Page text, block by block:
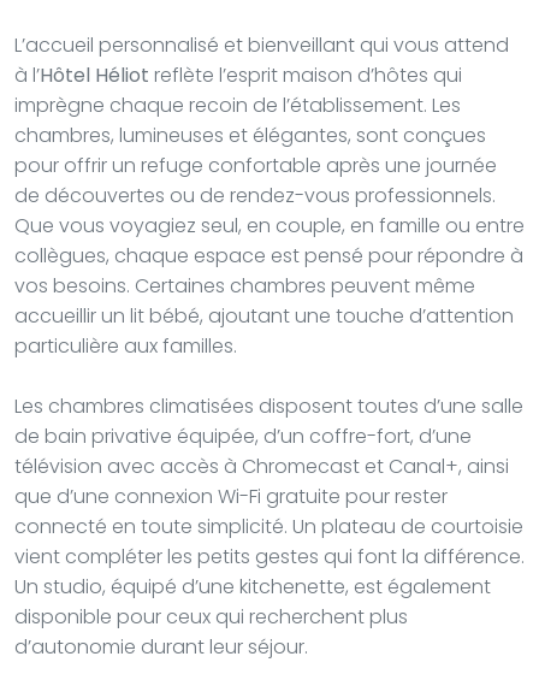
L’accueil personnalisé et bienveillant qui vous attend
à l’Hôtel Héliot reflète l’esprit maison d’hôtes qui
imprègne chaque recoin de l’établissement. Les
chambres, lumineuses et élégantes, sont conçues
pour offrir un refuge confortable après une journée
de découvertes ou de rendez-vous professionnels.
Que vous voyagiez seul, en couple, en famille ou entre
collègues, chaque espace est pensé pour répondre à
vos besoins. Certaines chambres peuvent même
accueillir un lit bébé, ajoutant une touche d’attention
particulière aux familles.
Les chambres climatisées disposent toutes d’une salle
de bain privative équipée, d’un coffre-fort, d’une
télévision avec accès à Chromecast et Canal+, ainsi
que d’une connexion Wi-Fi gratuite pour rester
connecté en toute simplicité. Un plateau de courtoisie
vient compléter les petits gestes qui font la différence.
Un studio, équipé d’une kitchenette, est également
disponible pour ceux qui recherchent plus
d’autonomie durant leur séjour.